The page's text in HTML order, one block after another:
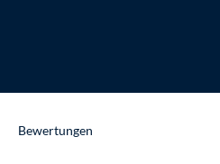
Bewertungen